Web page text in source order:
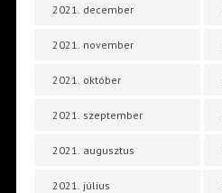
2021. december
2021. november
2021. október
2021. szeptember
2021. augusztus
2021. július